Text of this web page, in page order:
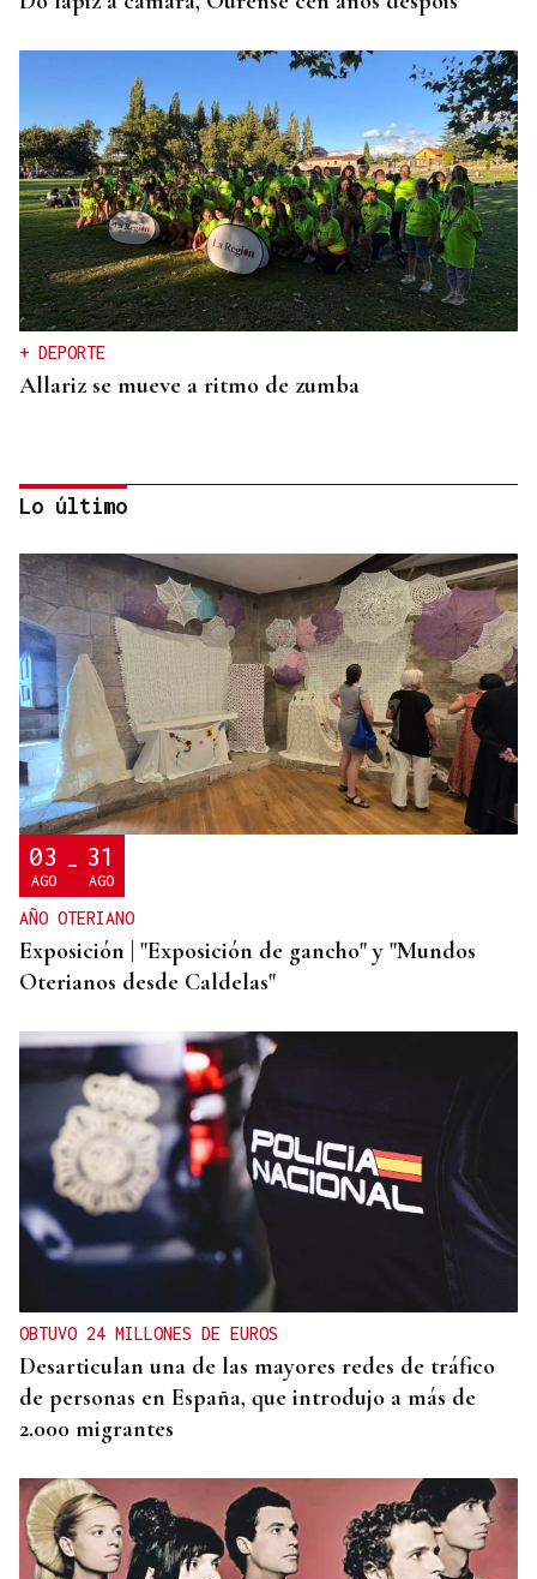
+ DEPORTE
Allariz se mueve a ritmo de zumba
RENOVACIÓN DAS INFRAESTRUCTURAS
Reparada a cuberta do pabillón do IES de Allariz
Lo último
03
AGO - 31
AGO
AÑO OTERIANO
Exposición | "Exposición de gancho" y "Mundos
Oterianos desde Caldelas"
OBTUVO 24 MILLONES DE EUROS
Desarticulan una de las mayores redes de tráfico
de personas en España, que introdujo a más de
2.000 migrantes